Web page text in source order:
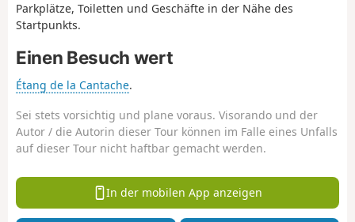
Parkplätze, Toiletten und Geschäfte in der Nähe des
Startpunkts.
Einen Besuch wert
Étang de la Cantache.
Sei stets vorsichtig und plane voraus. Visorando und der
Autor / die Autorin dieser Tour können im Falle eines Unfalls
auf dieser Tour nicht haftbar gemacht werden.
In der mobilen App anzeigen